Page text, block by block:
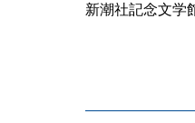
新潮社記念文学